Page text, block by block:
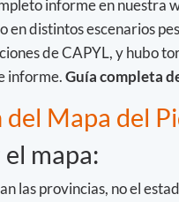
informe en nuestra
en distintos escenarios
de CAPYL, y hubo
informe.Guía completa
Mapa del
mapa:
las provincias, no el